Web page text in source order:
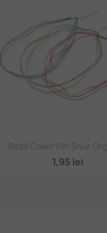
Vizualizare
Bază Colier Din Șnur
1,95 lei